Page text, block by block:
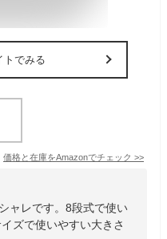
トでみる
価格と在庫をAmazonでチェック >>
ャレです。8段式で使い
ズで使いやすい大きさ